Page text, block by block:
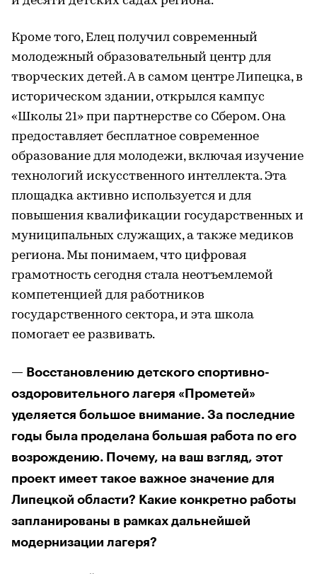
Кроме того, Елец получил современный
молодежный образовательный центр для
творческих детей. А в самом центре Липецка, в
историческом здании, открылся кампус
«Школы 21» при партнерстве со Сбером. Она
предоставляет бесплатное современное
образование для молодежи, включая изучение
технологий искусственного интеллекта. Эта
площадка активно используется и для
повышения квалификации государственных и
муниципальных служащих, а также медиков
региона. Мы понимаем, что цифровая
грамотность сегодня стала неотъемлемой
компетенцией для работников
государственного сектора, и эта школа
помогает ее развивать.
— Восстановлению детского спортивно-
оздоровительного лагеря «Прометей»
уделяется большое внимание. За последние
годы была проделана большая работа по его
возрождению. Почему, на ваш взгляд, этот
проект имеет такое важное значение для
Липецкой области? Какие конкретно работы
запланированы в рамках дальнейшей
модернизации лагеря?